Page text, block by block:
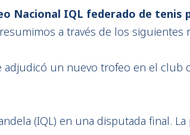
Nacional IQL federado de tenis
a través de los siguientes
adjudicó un nuevo trofeo en el club
(IQL) en una disputada final.